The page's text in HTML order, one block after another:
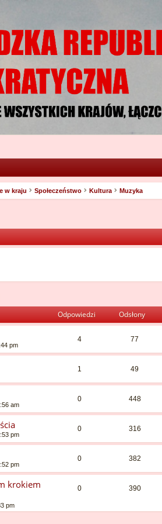
w kraju Społeczeństwo Kultura Muzyka
zaawansowane
Odpowiedzi Odsłony
pm
4 77
1 49
am
0 448
pm
0 316
pm
0 382
krokiem
pm
0 390